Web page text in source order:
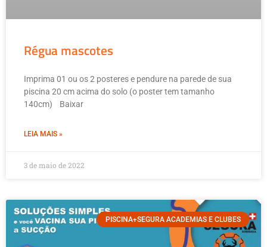
Régua mascotes
Imprima 01 ou os 2 posteres e pendure na parede de sua
piscina 20 cm acima do solo (o poster tem tamanho
140cm) Baixar
LEIA MAIS »
3 de maio de 2022
PISCINA+SEGURA ACADEMIAS E CLUBES